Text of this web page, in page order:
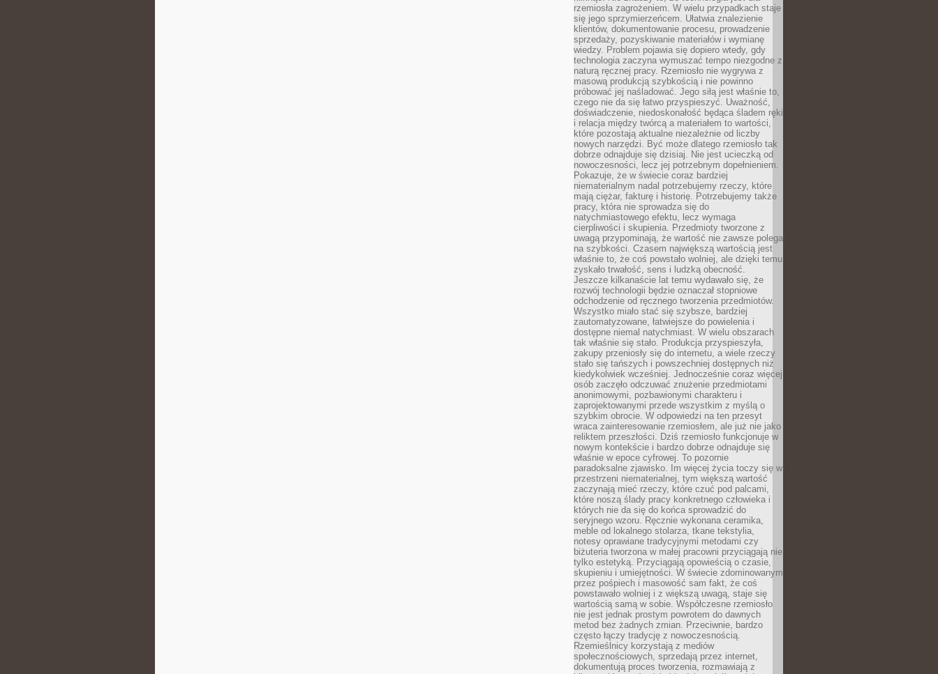
rzemiosła zagrożeniem. W wielu przypadkach staje
się jego sprzymierzeńcem. Ułatwia znalezienie
klientów, dokumentowanie procesu, prowadzenie
sprzedaży, pozyskiwanie materiałów i wymianę
wiedzy. Problem pojawia się dopiero wtedy, gdy
technologia zaczyna wymuszać tempo niezgodne z
naturą ręcznej pracy. Rzemiosło nie wygrywa z
masową produkcją szybkością i nie powinno
próbować jej naśladować. Jego siłą jest właśnie to,
czego nie da się łatwo przyspieszyć. Uważność,
doświadczenie, niedoskonałość będąca śladem ręki
i relacja między twórcą a materiałem to wartości,
które pozostają aktualne niezależnie od liczby
nowych narzędzi. Być może dlatego rzemiosło tak
dobrze odnajduje się dzisiaj. Nie jest ucieczką od
nowoczesności, lecz jej potrzebnym dopełnieniem.
Pokazuje, że w świecie coraz bardziej
niematerialnym nadal potrzebujemy rzeczy, które
mają ciężar, fakturę i historię. Potrzebujemy także
pracy, która nie sprowadza się do
natychmiastowego efektu, lecz wymaga
cierpliwości i skupienia. Przedmioty tworzone z
uwagą przypominają, że wartość nie zawsze polega
na szybkości. Czasem największą wartością jest
właśnie to, że coś powstało wolniej, ale dzięki temu
zyskało trwałość, sens i ludzką obecność.
Jeszcze kilkanaście lat temu wydawało się, że
rozwój technologii będzie oznaczał stopniowe
odchodzenie od ręcznego tworzenia przedmiotów.
Wszystko miało stać się szybsze, bardziej
zautomatyzowane, łatwiejsze do powielenia i
dostępne niemal natychmiast. W wielu obszarach
tak właśnie się stało. Produkcja przyspieszyła,
zakupy przeniosły się do internetu, a wiele rzeczy
stało się tańszych i powszechniej dostępnych niż
kiedykolwiek wcześniej. Jednocześnie coraz więcej
osób zaczęło odczuwać znużenie przedmiotami
anonimowymi, pozbawionymi charakteru i
zaprojektowanymi przede wszystkim z myślą o
szybkim obrocie. W odpowiedzi na ten przesyt
wraca zainteresowanie rzemiosłem, ale już nie jako
reliktem przeszłości. Dziś rzemiosło funkcjonuje w
nowym kontekście i bardzo dobrze odnajduje się
właśnie w epoce cyfrowej. To pozornie
paradoksalne zjawisko. Im więcej życia toczy się w
przestrzeni niematerialnej, tym większą wartość
zaczynają mieć rzeczy, które czuć pod palcami,
które noszą ślady pracy konkretnego człowieka i
których nie da się do końca sprowadzić do
seryjnego wzoru. Ręcznie wykonana ceramika,
meble od lokalnego stolarza, tkane tekstylia,
notesy oprawiane tradycyjnymi metodami czy
biżuteria tworzona w małej pracowni przyciągają nie
tylko estetyką. Przyciągają opowieścią o czasie,
skupieniu i umiejętności. W świecie zdominowanym
przez pośpiech i masowość sam fakt, że coś
powstawało wolniej i z większą uwagą, staje się
wartością samą w sobie. Współczesne rzemiosło
nie jest jednak prostym powrotem do dawnych
metod bez żadnych zmian. Przeciwnie, bardzo
często łączy tradycję z nowoczesnością.
Rzemieślnicy korzystają z mediów
społecznościowych, sprzedają przez internet,
dokumentują proces tworzenia, rozmawiają z